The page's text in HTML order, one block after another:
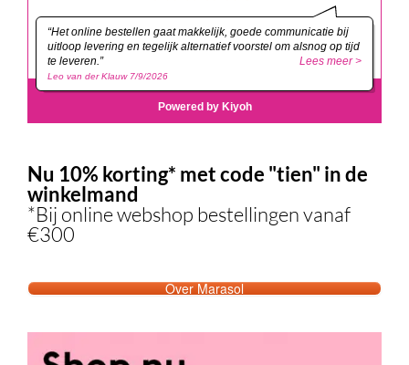
Nu 10% korting* met code "tien" in de
winkelmand
*Bij online webshop bestellingen vanaf
€300
Over Marasol